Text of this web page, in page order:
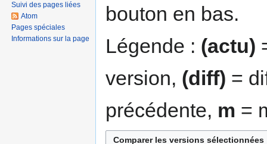
bouton en bas.
Légende : (actu)
version, (diff) =
précédente, m =
Suivi des pages liées
Atom
Pages spéciales
Informations sur la page